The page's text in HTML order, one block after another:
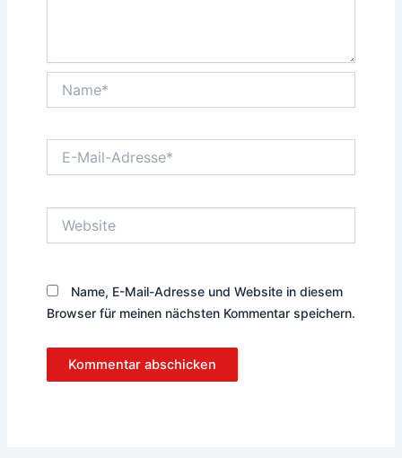
Mail-
Name, E-Mail-Adresse und Website in diesem
Browser für meinen nächsten Kommentar speichern.